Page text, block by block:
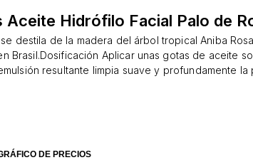
Aceite Hidrófilo Facial Palo de
destila de la madera del árbol tropical Aniba
Brasil.Dosificación Aplicar unas gotas de aceite
resultante limpia suave y profundamente la
DE PRECIOS